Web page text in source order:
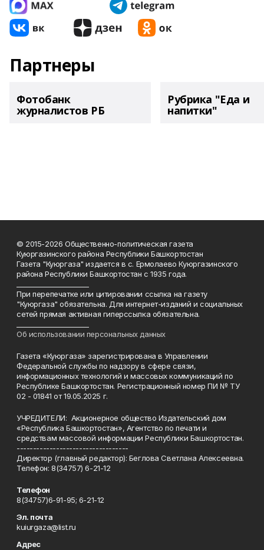
Партнеры
Фотобанк
журналистов РБ
Рубрика "Еда и
напитки"
© 2015-2026 Общественно-политическая газета
Куюргазинского района Республики Башкортостан
Газета "Куюргаза" издается в с. Ермолаево Куюргазинского
района Республики Башкортостан с 1935 года.
При перепечатке или цитировании ссылка на газету
"Куюргаза" обязательна. Для интернет-изданий и социальных
сетей прямая активная гиперссылка обязательна.
Об использовании персональных данных
Газета «Куюргаза» зарегистрирована в Управлении
Федеральной службы по надзору в сфере связи,
информационных технологий и массовых коммуникаций по
Республике Башкортостан. Регистрационный номер ПИ № ТУ
02 - 01841 от 19.05.2025 г.
УЧРЕДИТЕЛИ: Акционерное общество Издательский дом
«Республика Башкортостан», Агентство по печати и
средствам массовой информации Республики Башкортостан.
----------------------------------
Директор (главный редактор): Беглова Светлана Алексеевна.
Телефон: 8(34757) 6-21-12
Телефон
8(34757)6-91-95; 6-21-12
Эл. почта
kuiurgaza@list.ru
Адрес